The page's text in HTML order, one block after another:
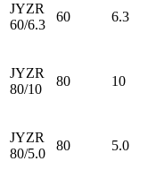
JYZR
60/6.3
60 6.3
JYZR
80/10
80 10
JYZR
80/5.0
80 5.0